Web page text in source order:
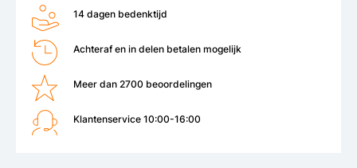
14 dagen bedenktijd
Achteraf en in delen betalen mogelijk
Meer dan 2700 beoordelingen
Klantenservice 10:00-16:00